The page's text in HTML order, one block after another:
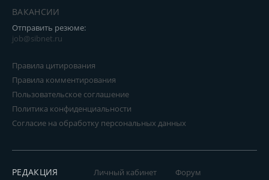
ВАКАНСИИ
Отправить резюме:
job@sibnet.ru
Правила цитирования
Правила комментирования
Пользовательское соглашение
Политика конфиденциальности
Согласие на обработку персональных данных
РЕДАКЦИЯ
Личный кабинет
Форум